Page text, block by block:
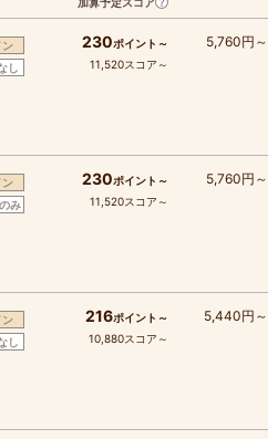
ン
し
230ポイント～
11,520スコア～
5,760円～
ン
み
230ポイント～
11,520スコア～
5,760円～
ン
し
216ポイント～
10,880スコア～
5,440円～